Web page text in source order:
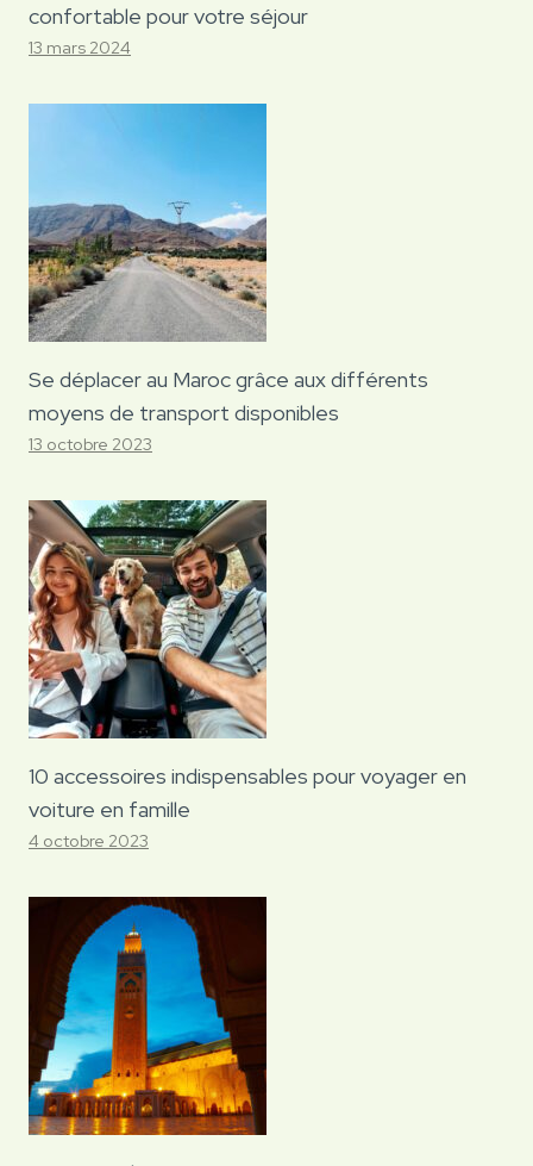
confortable pour votre séjour
13 mars 2024
Se déplacer au Maroc grâce aux différents
moyens de transport disponibles
13 octobre 2023
10 accessoires indispensables pour voyager en
voiture en famille
4 octobre 2023